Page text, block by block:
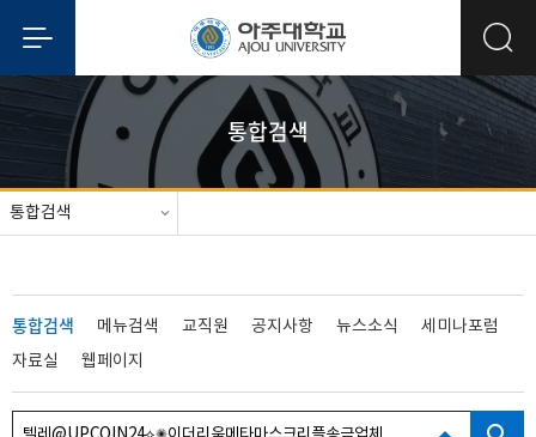
통합검색
통합검색
통합검색 메뉴검색 교직원 공지사항 뉴스소식
세미나포럼
자료실
웹페이지